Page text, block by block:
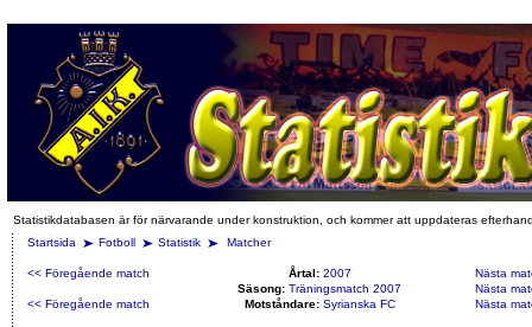
Statistikdatabasen är för närvarande under konstruktion, och kommer att uppdateras
Startsida
Fotboll Statistik Matcher
<< Föregående match Årtal: 2007
Nästa
Säsong: Träningsmatch 2007
Nästa
<< Föregående match
Motståndare: Syrianska FC Nästa